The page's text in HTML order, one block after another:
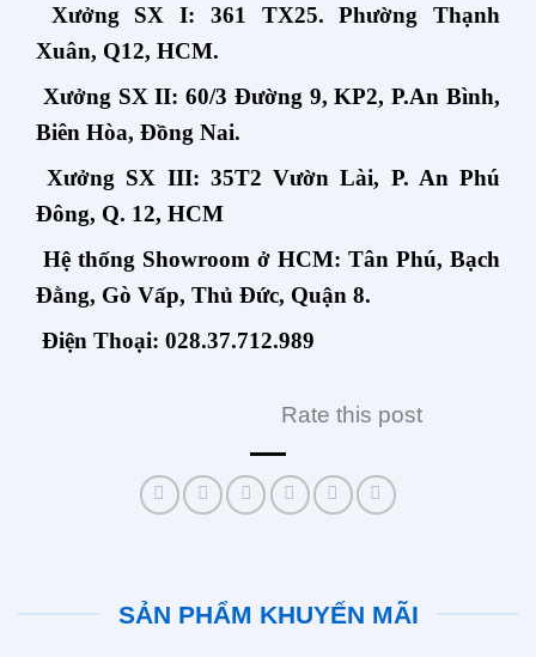
Xưởng SX I: 361 TX25. Phường Thạnh
Xuân, Q12, HCM.
Xưởng SX II: 60/3 Đường 9, KP2, P.An Bình,
Biên Hòa, Đồng Nai.
Xưởng SX III: 35T2 Vườn Lài, P. An Phú
Đông, Q. 12, HCM
Hệ thống Showroom ở HCM: Tân Phú, Bạch
Đằng, Gò Vấp, Thủ Đức, Quận 8.
Điện Thoại: 028.37.712.989
Rate this post
SẢN PHẨM KHUYẾN MÃI